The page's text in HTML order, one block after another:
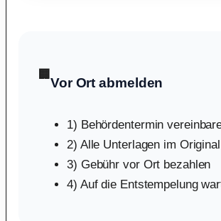
🏢
Vor Ort abmelden
1) Behördentermin
2) Alle Unterlagen im
3) Gebühr vor Ort bezahlen
4) Auf die Entstempelung